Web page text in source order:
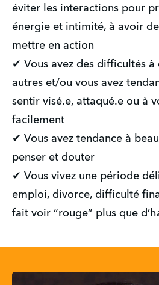
éviter les interactions pour
énergie et intimité, à avoir
mettre en action
✔ Vous avez des difficultés
autres et/ou vous avez
sentir visé.e, attaqué.e ou à
facilement
✔ Vous avez tendance à
penser et douter
✔ Vous vivez une période
emploi, divorce, difficulté
fait voir “rouge” plus que